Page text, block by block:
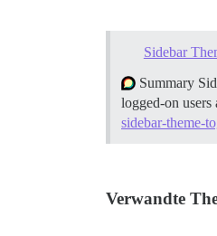
Sidebar
Summary
logged-on users
sidebar-theme-
Verwandte